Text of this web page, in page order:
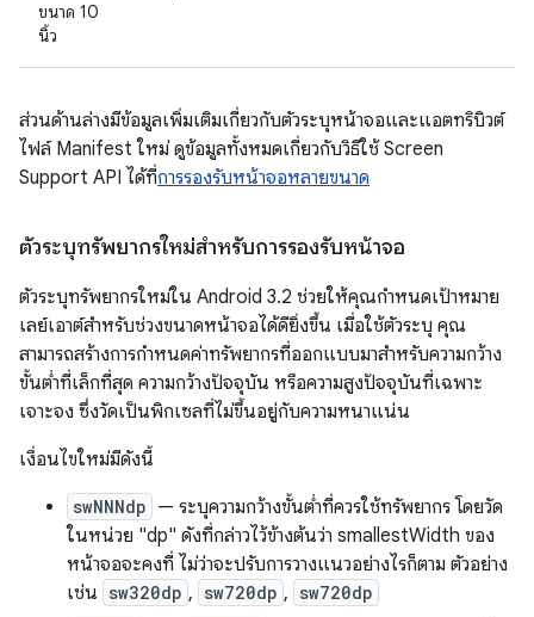
ขนาด 10
นิ้ว
ส่วนด้านล่างมีข้อมูลเพิ่มเติมเกี่ยวกับตัวระบุหน้าจอและแอตทริบิวต์
ไฟล์ Manifest ใหม่ ดูข้อมูลทั้งหมดเกี่ยวกับวิธีใช้ Screen
Support API ได้ที่การรองรับหน้าจอหลายขนาด
ตัวระบุทรัพยากรใหม่สำหรับการรองรับหน้าจอ
ตัวระบุทรัพยากรใหม่ใน Android 3.2 ช่วยให้คุณกำหนดเป้าหมาย
เลย์เอาต์สำหรับช่วงขนาดหน้าจอได้ดียิ่งขึ้น เมื่อใช้ตัวระบุ คุณ
สามารถสร้างการกำหนดค่าทรัพยากรที่ออกแบบมาสำหรับความกว้าง
ขั้นต่ำที่เล็กที่สุด ความกว้างปัจจุบัน หรือความสูงปัจจุบันที่เฉพาะ
เจาะจง ซึ่งวัดเป็นพิกเซลที่ไม่ขึ้นอยู่กับความหนาแน่น
เงื่อนไขใหม่มีดังนี้
swNNNdp — ระบุความกว้างขั้นต่ำที่ควรใช้ทรัพยากร โดยวัด
ในหน่วย "dp" ดังที่กล่าวไว้ข้างต้นว่า smallestWidth ของ
หน้าจอจะคงที่ ไม่ว่าจะปรับการวางแนวอย่างไรก็ตาม ตัวอย่าง
เช่น sw320dp , sw720dp , sw720dp